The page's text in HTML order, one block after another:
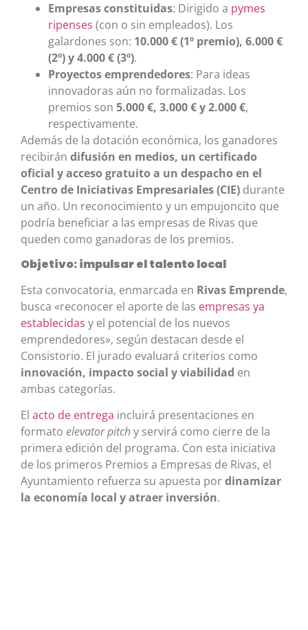
Empresas constituidas: Dirigido a pymes
ripenses (con o sin empleados). Los
galardones son: 10.000 € (1º premio), 6.000 €
(2º) y 4.000 € (3º).
Proyectos emprendedores: Para ideas
innovadoras aún no formalizadas. Los
premios son 5.000 €, 3.000 € y 2.000 €,
respectivamente.
Además de la dotación económica, los ganadores
recibirán difusión en medios, un certificado
oficial y acceso gratuito a un despacho en el
Centro de Iniciativas Empresariales (CIE) durante
un año. Un reconocimiento y un empujoncito que
podría beneficiar a las empresas de Rivas que
queden como ganadoras de los premios.
Objetivo: impulsar el talento local
Esta convocatoria, enmarcada en Rivas Emprende,
busca «reconocer el aporte de las empresas ya
establecidas y el potencial de los nuevos
emprendedores», según destacan desde el
Consistorio. El jurado evaluará criterios como
innovación, impacto social y viabilidad en
ambas categorías.
El acto de entrega incluirá presentaciones en
formato elevator pitchy servirá como cierre de la
primera edición del programa. Con esta iniciativa
de los primeros Premios a Empresas de Rivas, el
Ayuntamiento refuerza su apuesta pordinamizar
la economía local y atraer inversión.